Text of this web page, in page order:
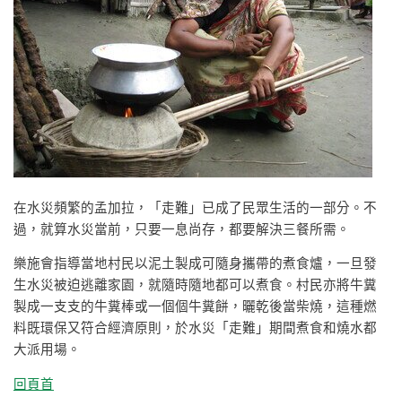
在水災頻繁的孟加拉， 「走難」
已成了民眾生活的一部分。不
過，就算水災當前，只要一息尚存，都要解決三餐所需。
樂施會指導當地村民以泥土製成可隨身攜帶的煮食爐，一旦發
生水災被迫逃離家園，就隨時隨地都可以煮食。村民亦將牛糞
製成一支支的牛糞棒或一個個牛糞餅，曬乾後當柴燒，這種燃
料既環保又符合經濟原則，於水災
「走難」 期間煮食和燒水都
大派用場。
回頁首